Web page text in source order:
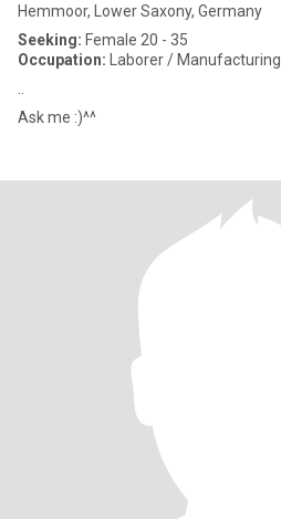
Hemmoor, Lower Saxony, Germany
Seeking: Female 20 - 35
Occupation: Laborer / Manufacturing
Ask me :)^^